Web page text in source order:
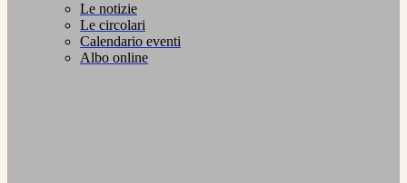
Le notizie
Le circolari
Calendario eventi
Albo online